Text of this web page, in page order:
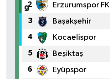
2 Erzurumspor FK
3 Başakşehir
4 Kocaelispor
5 Beşiktaş
6 Eyüpspor